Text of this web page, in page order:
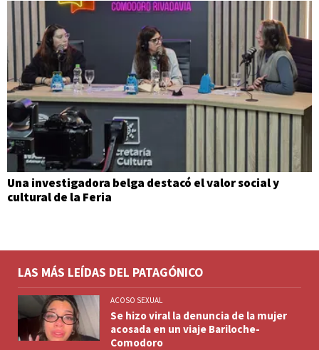
Una investigadora belga destacó el valor social y
cultural de la Feria
LAS MÁS LEÍDAS DEL PATAGÓNICO
ACOSO SEXUAL
Se hizo viral la denuncia de la mujer
acosada en un viaje Bariloche-
Comodoro